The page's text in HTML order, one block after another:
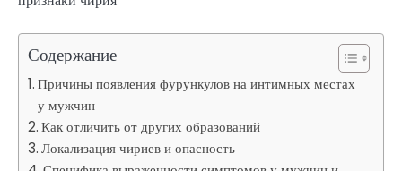
Содержание
Причины появления фурункулов на интимных местах
у мужчин
Как отличить от других образований
Локализация чириев и опасность